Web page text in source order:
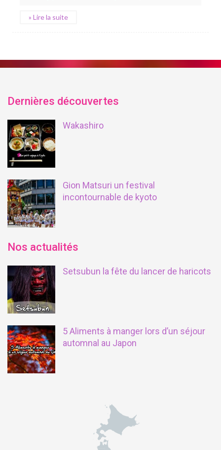
» Lire la suite
Dernières découvertes
Wakashiro
Gion Matsuri un festival
incontournable de kyoto
Nos actualités
Setsubun la fête du lancer de haricots
5 Aliments à manger lors d’un séjour
automnal au Japon